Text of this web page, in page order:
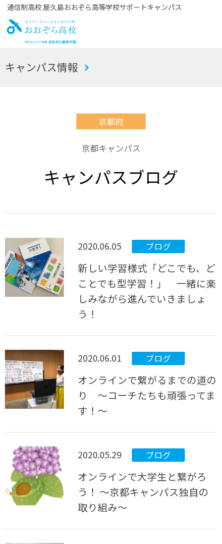
通信制高校 屋久島おおぞら高等学校サポートキャンパス
お
キャンパス情報
京都府
京都キャンパス
キャンパスブログ
2020.06.05 ブログ
新しい学習様式「どこでも、ど
ことでも型学習！」 一緒に楽
しみながら進んでいきましょ
う！
2020.06.01 ブログ
オンラインで繋がるまでの道の
り ～コーチたちも頑張ってま
す！～
2020.05.29 ブログ
オンラインで大学生と繋がろ
う！ ～京都キャンパス独自の
取り組み～